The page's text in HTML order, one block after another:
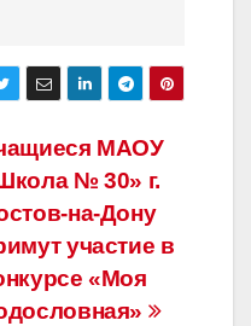
МАОУ
№ 30» г.
на-Дону
участие в
«Моя